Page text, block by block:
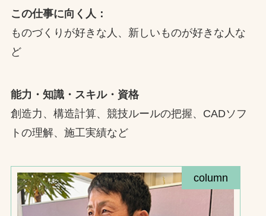
この仕事に向く人：
ものづくりが好きな人、新しいものが好きな人な
ど
能力・知識・スキル・資格
創造力、構造計算、競技ルールの把握、CADソフ
トの理解、施工実績など
column